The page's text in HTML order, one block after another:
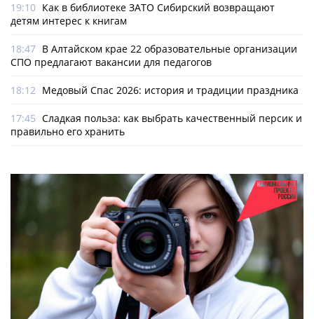
19:10 Как в библиотеке ЗАТО Сибирский возвращают
детям интерес к книгам
18:47 В Алтайском крае 22 образовательные организации
СПО предлагают вакансии для педагогов
18:12 Медовый Спас 2026: история и традиции праздника
17:45 Сладкая польза: как выбрать качественный персик и
правильно его хранить